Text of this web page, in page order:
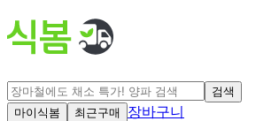
검색
마이식봄
최근구매 장바구니